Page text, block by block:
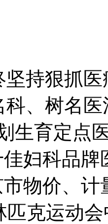
狠抓医
、树名
生育定点
佳妇科品
市物价、
匹克运动